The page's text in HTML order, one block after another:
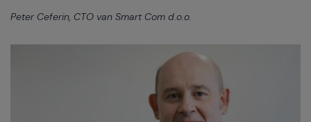
Peter Ceferin, CTO van Smart Com d.o.o.